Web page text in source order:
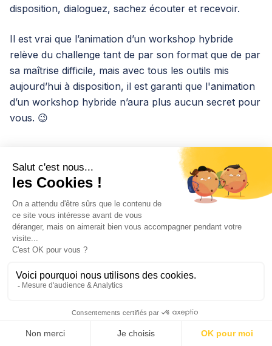
disposition, dialoguez, sachez écouter et recevoir.
Il est vrai que l’animation d’un workshop hybride
relève du challenge tant de par son format que de par
sa maîtrise difficile, mais avec tous les outils mis
aujourd’hui à disposition, il est garanti que l'animation
d’un workshop hybride n’aura plus aucun secret pour
vous. 😉
O olivia